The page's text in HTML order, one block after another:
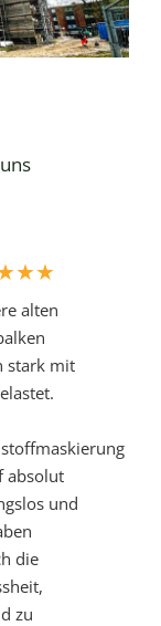
alten
stark mit
absolut
und
die
zu